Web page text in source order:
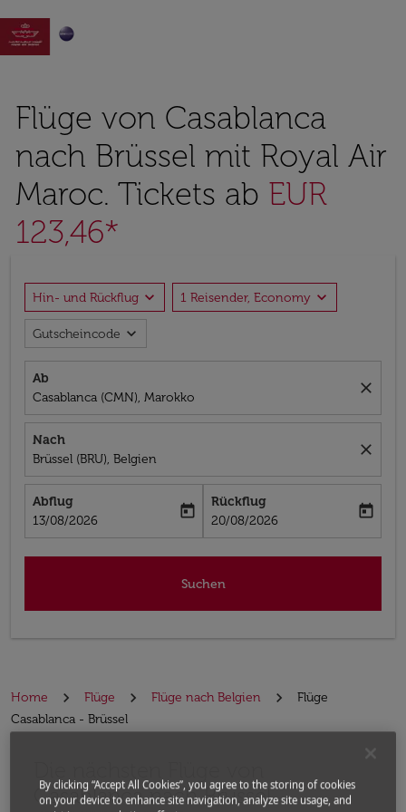

Flüge von Casablanca
nach Brüssel mit Royal Air
Maroc. Tickets ab EUR
123,46*
Hin- und Rückflug expand_more 1 Reisender, Economy expand_more
Gutscheincode expand_more
Ab
Casablanca (CMN), Marokko
close
Nach
Brüssel (BRU), Belgien
close
Abflug
fc-booking-departure-date-aria-label
13/08/2026
today
Rückflug
fc-booking-return-date-aria-label
20/08/2026
today
Suchen
Home Flüge Flüge nach Belgien
Flüge
Casablanca - Brüssel
Casablanca nach Brüssel
By clicking “Accept All Cookies”, you agree to the storing of cookies
on your device to enhance site navigation, analyze site usage, and